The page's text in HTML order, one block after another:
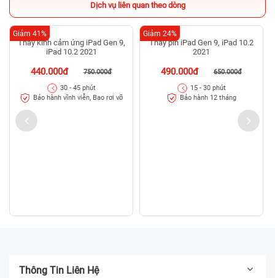
Dịch vụ liên quan theo dòng
Thay kính cảm ứng iPad Gen 9,
iPad 10.2 2021
440.000đ 750.000đ
Giảm 41%
30 - 45 phút
Bảo hành vĩnh viễn, Bao rơi vỡ
Thay pin iPad Gen 9, iPad 10.2
2021
490.000đ 650.000đ
Giảm 24%
15 - 30 phút
Bảo hành 12 tháng
Thông Tin Liên Hệ